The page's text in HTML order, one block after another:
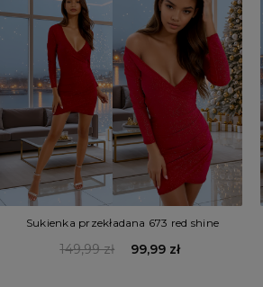
Sukienka przekładana 673 red shine
149,99 zł 99,99 zł